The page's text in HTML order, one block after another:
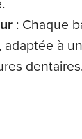
: Chaque
adaptée à